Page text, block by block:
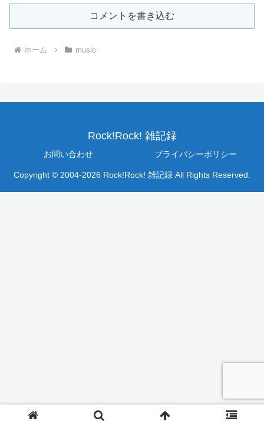
コメントを書き込む
ホーム music
Rock!Rock! 雑記録
お問い合わせ プライバシーポリシー
Copyright © 2004-2026 Rock!Rock! 雑記録 All Rights Reserved.